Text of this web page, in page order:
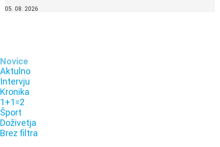
05. 08. 2026
Novice
Aktulno
Intervju
Kronika
1+1=2
Šport
Doživetja
Brez filtra